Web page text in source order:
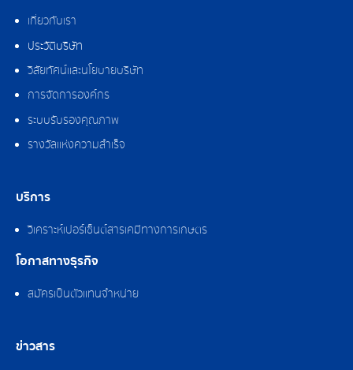
เกี่ยวกับเรา
ประวัติบริษัท
วิสัยทัศน์และนโยบายบริษัท
การจัดการองค์กร
ระบบรับรองคุณภาพ
รางวัลแห่งความสำเร็จ
บริการ
วิเคราะห์เปอร์เซ็นต์สารเคมีทางการเกษตร
โอกาสทางธุรกิจ
สมัครเป็นตัวแทนจำหน่าย
ข่าวสาร